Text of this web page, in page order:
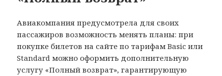
Авиакомпания предусмотрела для своих
пассажиров возможность менять планы: при
покупке билетов на сайте по тарифам Basic или
Standard можно оформить дополнительную
услугу «Полный возврат», гарантирующую